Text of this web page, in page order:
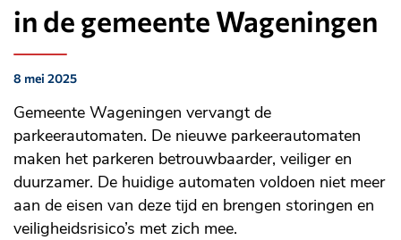
in de gemeente Wageningen
Gepubliceerd
op:
8 mei 2025
Gemeente Wageningen vervangt de
parkeerautomaten. De nieuwe parkeerautomaten
maken het parkeren betrouwbaarder, veiliger en
duurzamer. De huidige automaten voldoen niet meer
aan de eisen van deze tijd en brengen storingen en
veiligheidsrisico’s met zich mee.